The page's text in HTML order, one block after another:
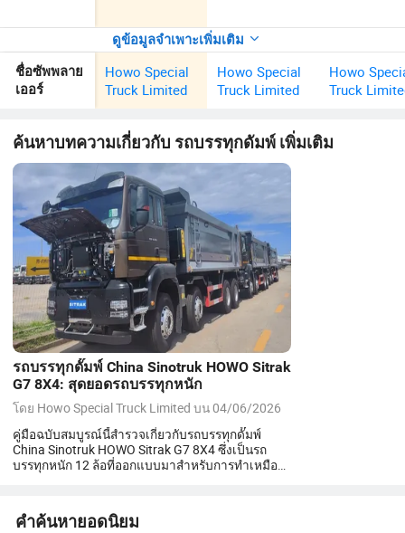
ดูข้อมูลจำเพาะเพิ่มเติม
ชื่อซัพพลาย
เออร์
Howo Special
Truck Limited
Howo Special
Truck Limited
Howo
Truck
ค้นหาบทความเกี่ยวกับ รถบรรทุกดัมพ์ เพิ่มเติม
รถบรรทุกดั๊มพ์ China Sinotruk HOWO Sitrak
G7 8X4: สุดยอดรถบรรทุกหนัก
โดย Howo Special Truck Limited บน04/06/2026
คู่มือฉบับสมบูรณ์นี้สำรวจเกี่ยวกับรถบรรทุกดั๊มพ์
China Sinotruk HOWO Sitrak G7 8X4 ซึ่งเป็นรถ
บรรทุกหนัก 12 ล้อที่ออกแบบมาสำหรับการทำเหมือง
วัสดุตัวถัง การใช้งาน และให้การเปรียบเทียบราย
ละเอียดกับรถบรรทุกดั๊มพ์มาตรฐาน เหมาะสำหรับผู้
คำค้นหายอดนิยม